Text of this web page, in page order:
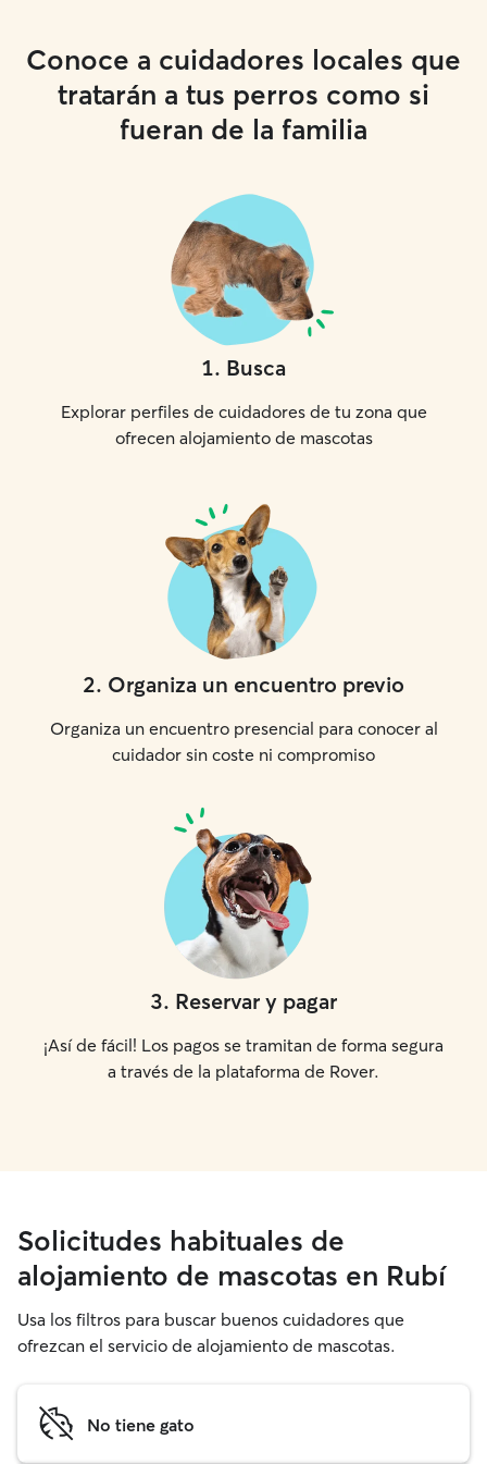
Conoce a cuidadores locales que
tratarán a tus perros como si
fueran de la familia
1. Busca
Explorar perfiles de cuidadores de tu zona que
ofrecen alojamiento de mascotas
2. Organiza un encuentro previo
Organiza un encuentro presencial para conocer al
cuidador sin coste ni compromiso
3. Reservar y pagar
¡Así de fácil! Los pagos se tramitan de forma segura
a través de la plataforma de Rover.
Solicitudes habituales de
alojamiento de mascotas en Rubí
Usa los filtros para buscar buenos cuidadores que
ofrezcan el servicio de alojamiento de mascotas.
No tiene gato